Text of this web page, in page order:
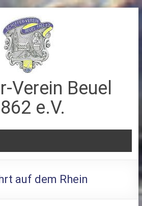
Verein Beuel
e.V.
auf dem Rhein